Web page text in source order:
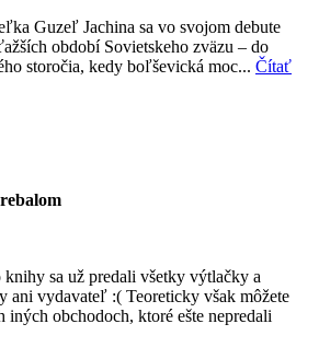
Guzeľ Jachina sa vo svojom debute
období Sovietskeho zväzu – do
storočia, kedy boľševická moc... Čítať
sa už predali všetky výtlačky a
ani vydavateľ :( Teoreticky však môžete
obchodoch, ktoré ešte nepredali